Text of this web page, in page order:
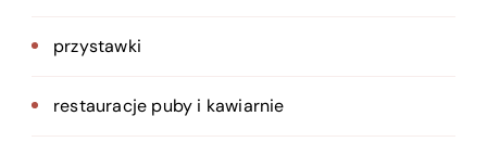
przystawki
restauracje puby i kawiarnie